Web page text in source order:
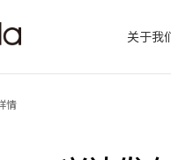
关于我
情